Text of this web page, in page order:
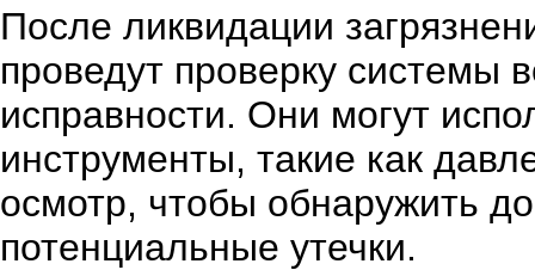
После ликвидации
проведут проверку системы
исправности. Они могут
инструменты, такие как
осмотр, чтобы обнаружить
потенциальные утечки.